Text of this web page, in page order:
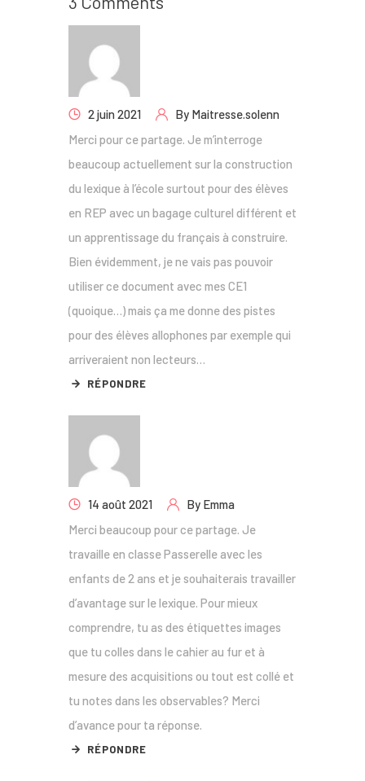
2 juin 2021 By Maitresse.solenn
Merci pour ce partage. Je m’interroge
beaucoup actuellement sur la construction
du lexique à l’école surtout pour des élèves
en REP avec un bagage culturel différent et
un apprentissage du français à construire.
Bien évidemment, je ne vais pas pouvoir
utiliser ce document avec mes CE1
(quoique…) mais ça me donne des pistes
pour des élèves allophones par exemple qui
arriveraient non lecteurs…
RÉPONDRE
14 août 2021 By Emma
Merci beaucoup pour ce partage. Je
travaille en classe Passerelle avec les
enfants de 2 ans et je souhaiterais travailler
d’avantage sur le lexique. Pour mieux
comprendre, tu as des étiquettes images
que tu colles dans le cahier au fur et à
mesure des acquisitions ou tout est collé et
tu notes dans les observables? Merci
d’avance pour ta réponse.
RÉPONDRE